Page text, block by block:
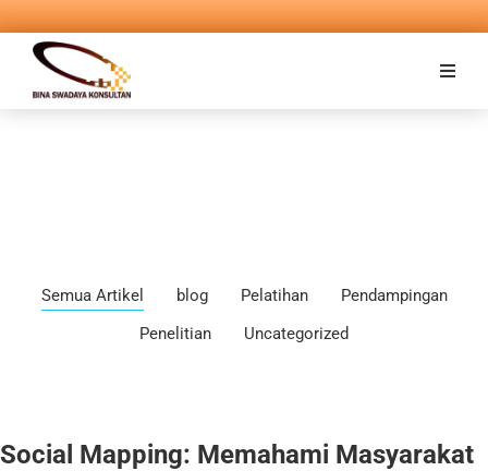
Semua Artikel blog Pelatihan
Pendampingan
Penelitian
Uncategorized
Social Mapping: Memahami Masyarakat